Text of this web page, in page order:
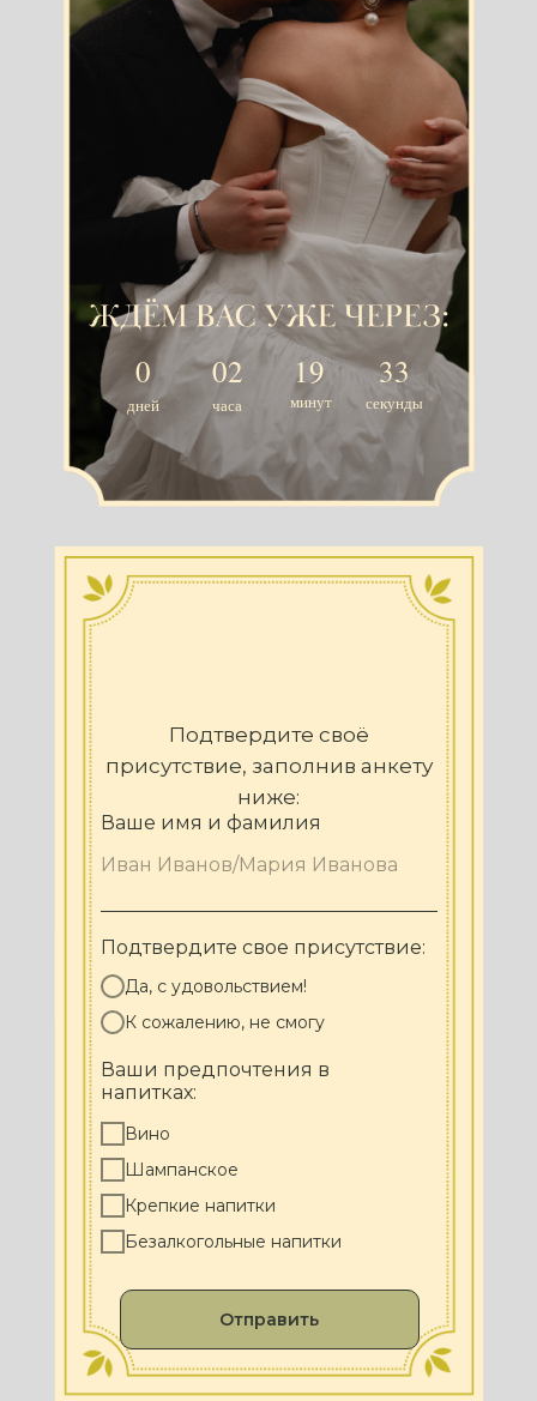
0 02 19 32
дней часа минут секунды
Подтвердите своё
присутствие, заполнив анкету
ниже:
Ваше имя и фамилия
Подтвердите свое присутствие:
Да, с удовольствием!
К сожалению, не смогу
Ваши предпочтения в
напитках:
Вино
Шампанское
Крепкие напитки
Безалкогольные напитки
Отправить